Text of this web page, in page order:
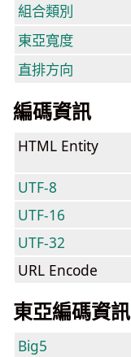
組合類別
東亞寬度
直排方向
編碼資訊
HTML Entity
UTF-8
UTF-16
UTF-32
URL Encode
東亞編碼資訊
Big5